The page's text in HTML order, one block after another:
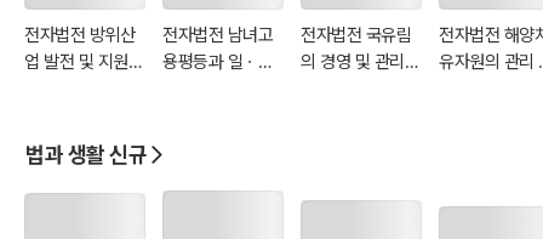
전자법전 방위산
업 발전 및 지원에
전자법전 남녀고
용평등과 일ㆍ가
전자법전 국유림
의 경영 및 관리에
전자법전 해양
유자원의 관리
법과 생활 신규